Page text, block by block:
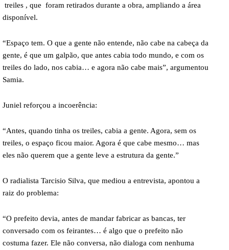
treiles , que foram retirados durante a obra, ampliando a área
disponível.
“Espaço tem. O que a gente não entende, não cabe na cabeça da
gente, é que um galpão, que antes cabia todo mundo, e com os
treiles do lado, nos cabia… e agora não cabe mais”, argumentou
Samia.
Juniel reforçou a incoerência:
“Antes, quando tinha os treiles, cabia a gente. Agora, sem os
treiles, o espaço ficou maior. Agora é que cabe mesmo… mas
eles não querem que a gente leve a estrutura da gente.”
O radialista Tarcisio Silva, que mediou a entrevista, apontou a
raiz do problema:
“O prefeito devia, antes de mandar fabricar as bancas, ter
conversado com os feirantes… é algo que o prefeito não
costuma fazer. Ele não conversa, não dialoga com nenhuma